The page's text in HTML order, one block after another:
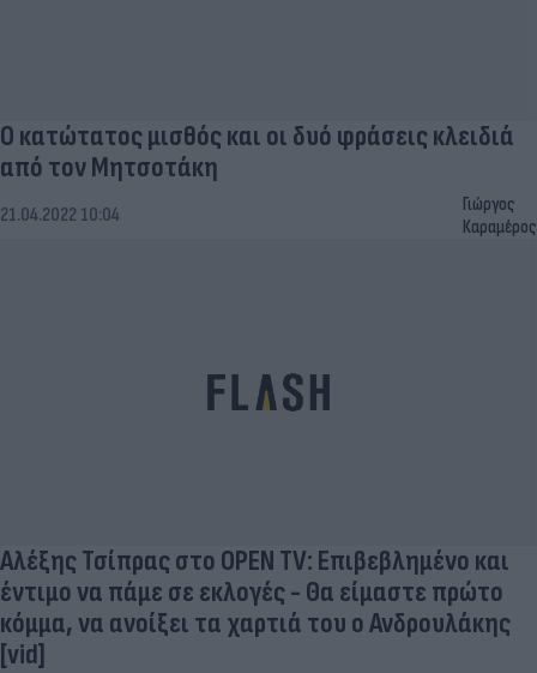
Ο κατώτατος μισθός και οι δυό φράσεις κλειδιά
από τον Μητσοτάκη
21.04.2022 10:04
Γιώργος
Καραμέρος
Αλέξης Τσίπρας στο OPEN TV: Επιβεβλημένο και
έντιμο να πάμε σε εκλογές - Θα είμαστε πρώτο
κόμμα, να ανοίξει τα χαρτιά του ο Ανδρουλάκης
[vid]